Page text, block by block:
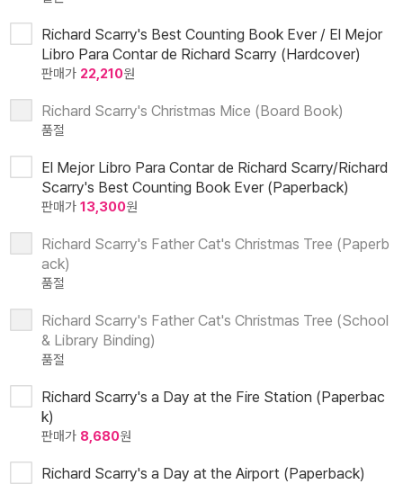
Richard Scarry's Best Counting Book Ever / El Mejor
Libro Para Contar de Richard Scarry (Hardcover)
판매가 22,210원
Richard Scarry's Christmas Mice (Board Book)
품절
El Mejor Libro Para Contar de Richard Scarry/Richard
Scarry's Best Counting Book Ever (Paperback)
판매가 13,300원
Richard Scarry's Father Cat's Christmas Tree (Paperb
ack)
품절
Richard Scarry's Father Cat's Christmas Tree (School
& Library Binding)
품절
Richard Scarry's a Day at the Fire Station (Paperbac
k)
판매가 8,680원
Richard Scarry's a Day at the Airport (Paperback)